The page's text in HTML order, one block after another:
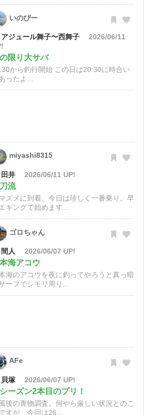
いのぴー
アジュール舞子〜西舞子
2026/06/11
限り大サバ
から釣行開始 この日は20:30に時合い
ったよ...
miyashi8315
田井 2026/06/11 UP!
流
ズメに到着。今日は珍しく一番乗り。早
ギングで始めます...
ゴロちゃん
間人 2026/06/07 UP!
海アコウ
海のアコウを夜に釣ってやろうと真っ暗
ーフでシモリ周り...
AFe
貝塚 2026/06/07 UP!
ーズン2本目のブリ！
後の青物調査。何やら厳しい状況とのこ
すが、今回は26...